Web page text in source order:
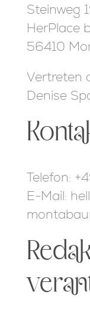
EVENTS
Steinweg
HerPlace
56410
Vertreten
Denise
Telefon:
E-Mail: